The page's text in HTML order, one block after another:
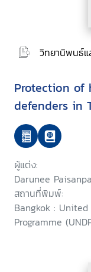
วิทยานิพนธ์แ
Protection of
defenders in
ผู้แต่ง:
Darunee
สถานที่พิมพ์:
Bangkok :
Programme